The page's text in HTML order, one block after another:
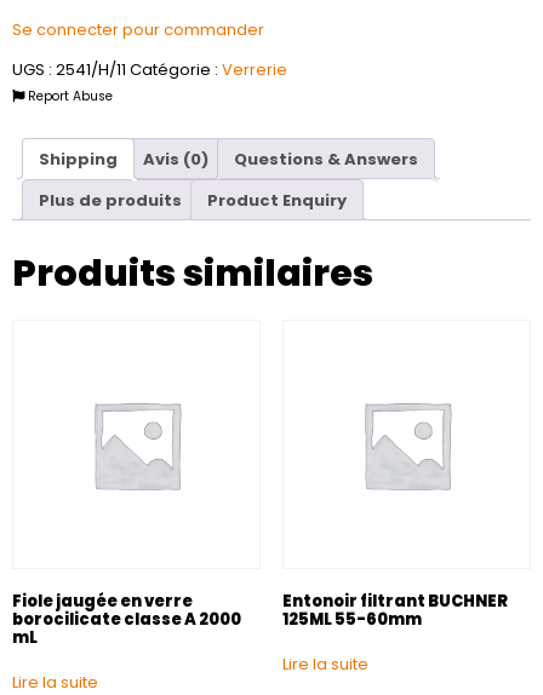
Se connecter pour commander
UGS : 2541/H/11 Catégorie : Verrerie
Report Abuse
Shipping Avis (0)
Questions & Answers
Plus de produits
Product Enquiry
Produits similaires
Fiole jaugée en verre
borocilicate classe A 2000
mL
Lire la suite
Entonoir filtrant BUCHNER
125ML 55-60mm
Lire la suite